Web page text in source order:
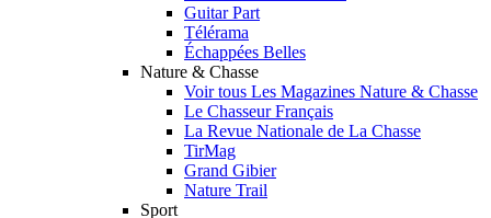
Guitar Part
Télérama
Échappées Belles
Nature & Chasse
Voir tous Les Magazines Nature & Chasse
Le Chasseur Français
La Revue Nationale de La Chasse
TirMag
Grand Gibier
Nature Trail
Sport